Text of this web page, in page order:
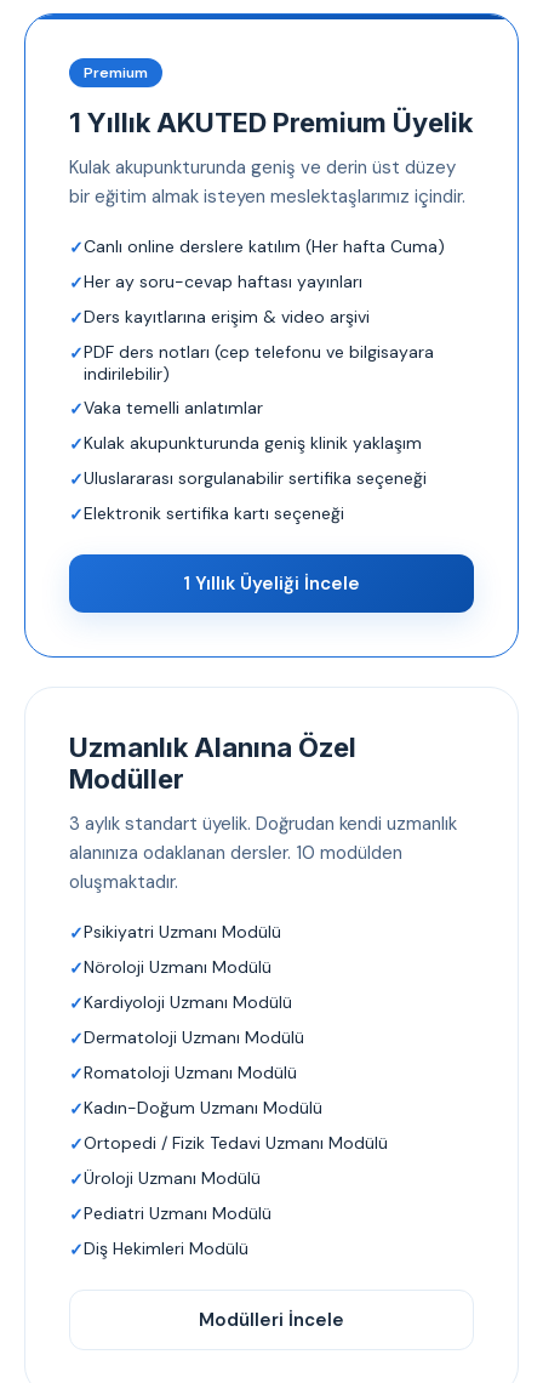
Premium
1 Yıllık AKUTED Premium Üyelik
Kulak akupunkturunda geniş ve derin üst düzey
bir eğitim almak isteyen meslektaşlarımız içindir.
Canlı online derslere katılım (Her hafta Cuma)
Her ay soru-cevap haftası yayınları
Ders kayıtlarına erişim & video arşivi
PDF ders notları (cep telefonu ve bilgisayara
indirilebilir)
Vaka temelli anlatımlar
Kulak akupunkturunda geniş klinik yaklaşım
Uluslararası sorgulanabilir sertifika seçeneği
Elektronik sertifika kartı seçeneği
1 Yıllık Üyeliği İncele
Uzmanlık Alanına Özel
Modüller
3 aylık standart üyelik. Doğrudan kendi uzmanlık
alanınıza odaklanan dersler. 10 modülden
oluşmaktadır.
Psikiyatri Uzmanı Modülü
Nöroloji Uzmanı Modülü
Kardiyoloji Uzmanı Modülü
Dermatoloji Uzmanı Modülü
Romatoloji Uzmanı Modülü
Kadın-Doğum Uzmanı Modülü
Ortopedi / Fizik Tedavi Uzmanı Modülü
Üroloji Uzmanı Modülü
Pediatri Uzmanı Modülü
Diş Hekimleri Modülü
Modülleri İncele